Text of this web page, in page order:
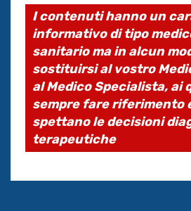
I contenuti hanno un
informativo di tipo
sanitario ma in alcun
sostituirsi al vostro
al Medico Specialista, ai
sempre fare riferimento
spettano le decisioni
terapeutiche